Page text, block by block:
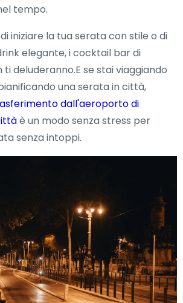
tempo.
iniziare la tua serata con stile o di
elegante, i cocktail bar di
ti deluderanno.E se stai viaggiando
una serata in città,
dall'aeroporto di
è un modo senza stress per
senza intoppi.